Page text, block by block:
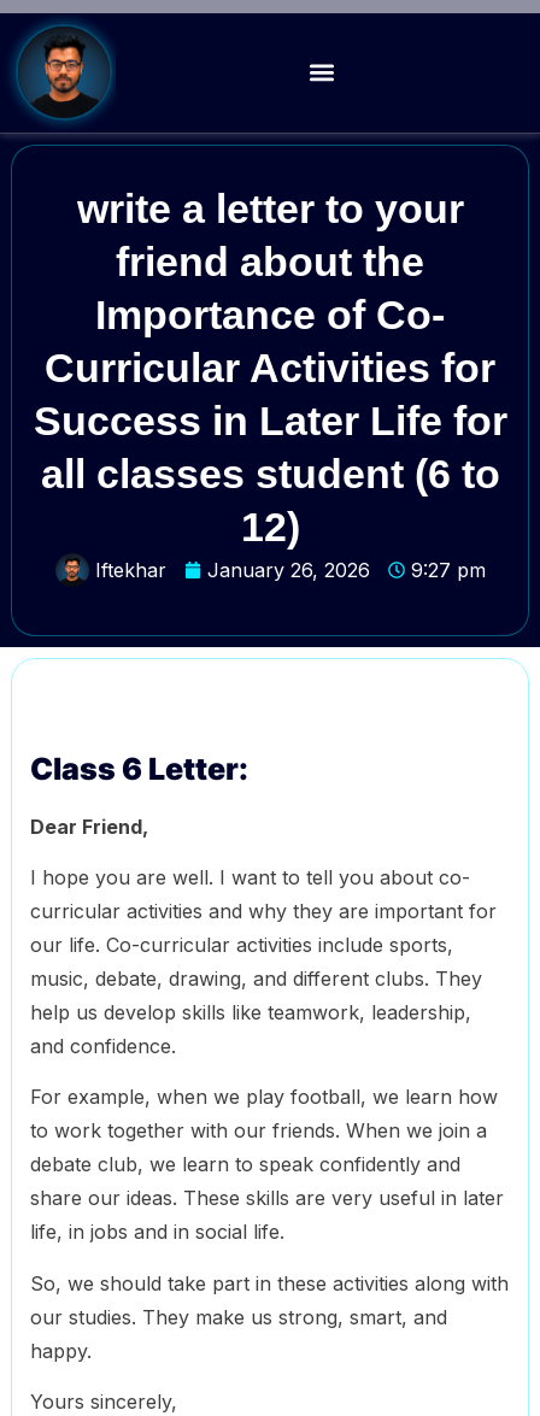
write a letter to your
friend about the
Importance of Co-
Curricular Activities for
Success in Later Life for
all classes student (6 to
12)
Iftekhar January 26, 2026 9:27 pm
Class 6 Letter:
Dear Friend,
I hope you are well. I want to tell you about co-
curricular activities and why they are important for
our life. Co-curricular activities include sports,
music, debate, drawing, and different clubs. They
help us develop skills like teamwork, leadership,
and confidence.
For example, when we play football, we learn how
to work together with our friends. When we join a
debate club, we learn to speak confidently and
share our ideas. These skills are very useful in later
life, in jobs and in social life.
So, we should take part in these activities along with
our studies. They make us strong, smart, and
happy.
Yours sincerely,